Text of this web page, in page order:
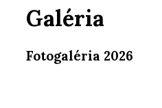
vyhľadávanie
Galéria
Fotogaléria 2026